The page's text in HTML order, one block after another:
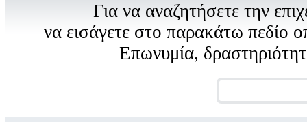
Για να αναζητήσετε την
να εισάγετε στο παρακάτω πεδίο
Eπωνυμία,